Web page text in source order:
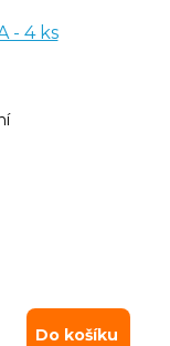
- 4 ks
Do košíku